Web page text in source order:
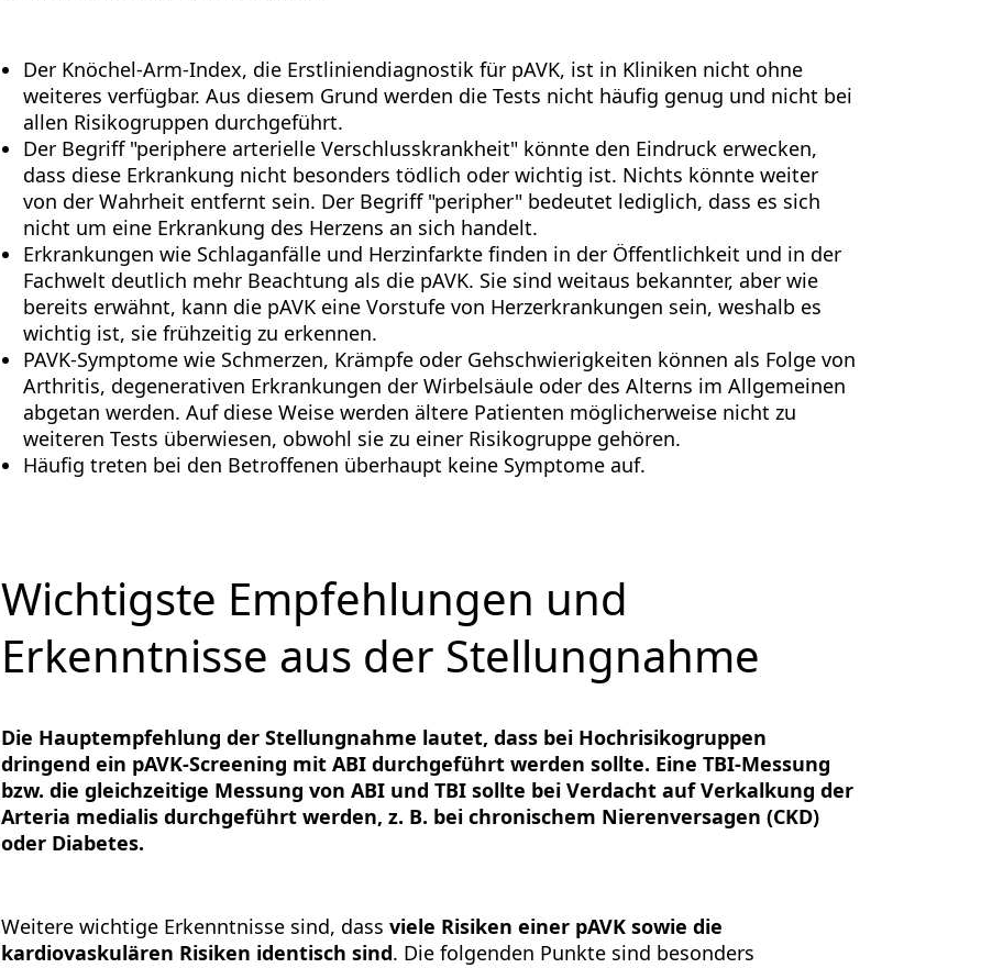
Der Knöchel-Arm-Index, die Erstliniendiagnostik für pAVK, ist in Kliniken nicht ohne
weiteres verfügbar. Aus diesem Grund werden die Tests nicht häufig genug und nicht bei
allen Risikogruppen durchgeführt.
Der Begriff "periphere arterielle Verschlusskrankheit" könnte den Eindruck erwecken,
dass diese Erkrankung nicht besonders tödlich oder wichtig ist. Nichts könnte weiter
von der Wahrheit entfernt sein. Der Begriff "peripher" bedeutet lediglich, dass es sich
nicht um eine Erkrankung des Herzens an sich handelt.
Erkrankungen wie Schlaganfälle und Herzinfarkte finden in der Öffentlichkeit und in der
Fachwelt deutlich mehr Beachtung als die pAVK. Sie sind weitaus bekannter, aber wie
bereits erwähnt, kann die pAVK eine Vorstufe von Herzerkrankungen sein, weshalb es
wichtig ist, sie frühzeitig zu erkennen.
PAVK-Symptome wie Schmerzen, Krämpfe oder Gehschwierigkeiten können als Folge von
Arthritis, degenerativen Erkrankungen der Wirbelsäule oder des Alterns im Allgemeinen
abgetan werden. Auf diese Weise werden ältere Patienten möglicherweise nicht zu
weiteren Tests überwiesen, obwohl sie zu einer Risikogruppe gehören.
Häufig treten bei den Betroffenen überhaupt keine Symptome auf.
Wichtigste Empfehlungen und
Erkenntnisse aus der Stellungnahme
Die Hauptempfehlung der Stellungnahme lautet, dass bei Hochrisikogruppen
dringend ein pAVK-Screening mit ABI durchgeführt werden sollte. Eine TBI-Messung
bzw. die gleichzeitige Messung von ABI und TBI sollte bei Verdacht auf Verkalkung der
Arteria medialis durchgeführt werden, z. B. bei chronischem Nierenversagen (CKD)
oder Diabetes.
Weitere wichtige Erkenntnisse sind, dassviele Risiken einer pAVK sowie die
kardiovaskulären Risiken identisch sind. Die folgenden Punkte sind besonders